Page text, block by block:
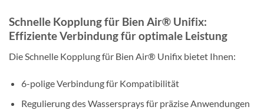
Schnelle Kopplung für Bien Air® Unifix:
Effiziente Verbindung für optimale Leistung
Die Schnelle Kopplung für Bien Air® Unifix bietet Ihnen:
6-polige Verbindung für Kompatibilität
Regulierung des Wassersprays für präzise Anwendungen